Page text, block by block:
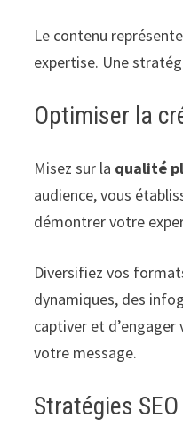
Le contenu
expertise. Une
Optimiser la
Misez sur la qualité
audience, vous
démontrer votre
Diversifiez vos
dynamiques, des
captiver et
votre message.
Stratégies